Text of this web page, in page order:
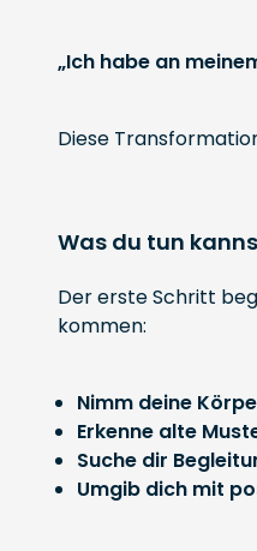
„Ich habe an
Diese
Was du tun
Der erste Schritt
kommen:
Nimm deine
Erkenne alte
Suche dir
Umgib dich mit